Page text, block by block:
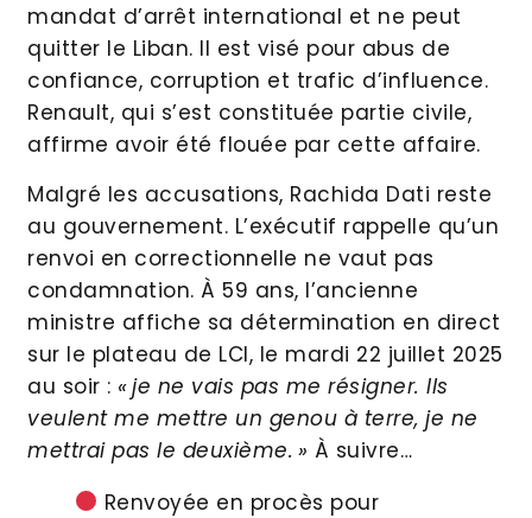
mandat d’arrêt international et ne peut
quitter le Liban. Il est visé pour abus de
confiance, corruption et trafic d’influence.
Renault, qui s’est constituée partie civile,
affirme avoir été flouée par cette affaire.
Malgré les accusations, Rachida Dati reste
au gouvernement. L’exécutif rappelle qu’un
renvoi en correctionnelle ne vaut pas
condamnation. À 59 ans, l’ancienne
ministre affiche sa détermination en direct
sur le plateau de LCI, le mardi 22 juillet 2025
au soir : « je ne vais pas me résigner. Ils
veulent me mettre un genou à terre, je ne
mettrai pas le deuxième. » À suivre…
Renvoyée en procès pour